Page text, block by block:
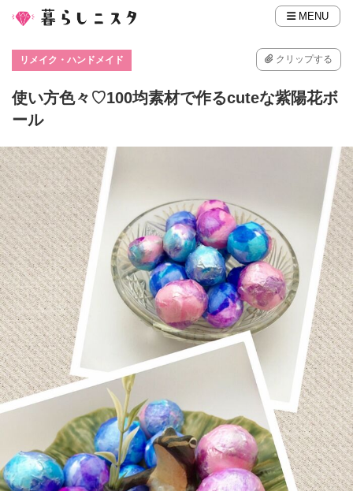
MENU
リメイク・ハンドメイド クリップする
使い方色々♡100均素材で作るcuteな紫陽花ボ
ール